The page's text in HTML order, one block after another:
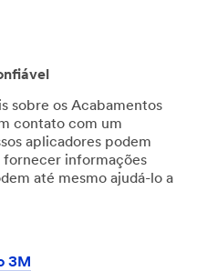
sobre os Acabamentos
contato com um
aplicadores podem
fornecer informações
até mesmo ajudá-lo a
3M